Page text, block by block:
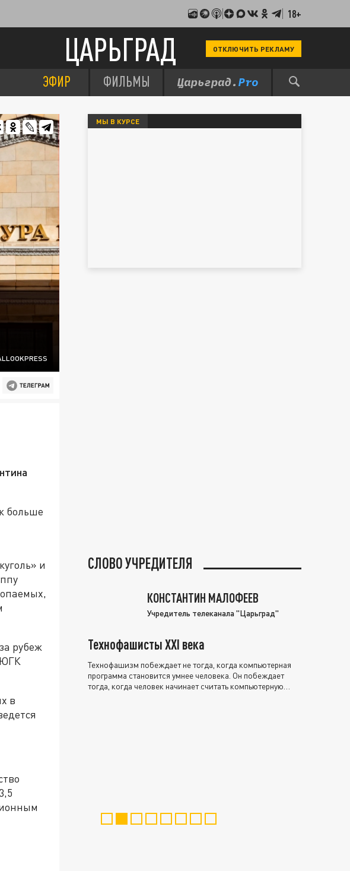
18+
ЦАРЬГРАД ОТКЛЮЧИТЬ РЕКЛАМУ
ЭФИР ФИЛЬМЫ
больше
и
рубеж
в
МЫ В КУРСЕ
СЛОВО УЧРЕДИТЕЛЯ
КОНСТАНТИН МАЛОФЕЕВ
Учредитель телеканала "Царьград"
Технофашисты XXI века
Технофашизм побеждает не тогда, когда компьютерная
программа становится умнее человека. Он побеждает
тогда, когда человек начинает считать компьютерную